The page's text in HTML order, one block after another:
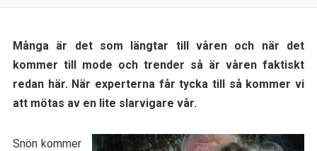
Många är det som längtar till våren och när det
kommer till mode och trender så är våren faktiskt
redan här. När experterna får tycka till så kommer vi
att mötas av en lite slarvigare vår.
Snön kommer